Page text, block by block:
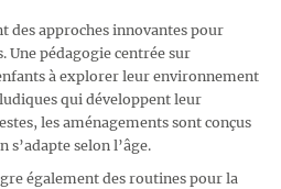
des approches innovantes pour
pédagogie centrée sur
à explorer leur environnement
qui développent leur
les aménagements sont conçus
s’adapte selon l’âge.
également des routines pour la